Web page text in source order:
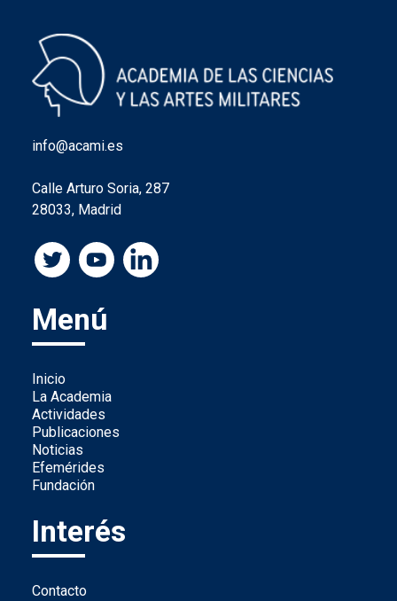
info@acami.es
Calle Arturo Soria, 287
28033, Madrid
Menú
Inicio
La Academia
Actividades
Publicaciones
Noticias
Efemérides
Fundación
Interés
Contacto